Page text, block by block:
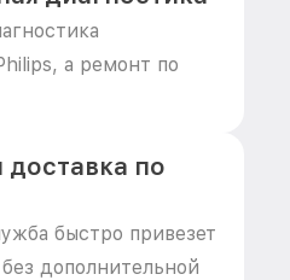
а ремонт по
доставка по
быстро привезет
дополнительной